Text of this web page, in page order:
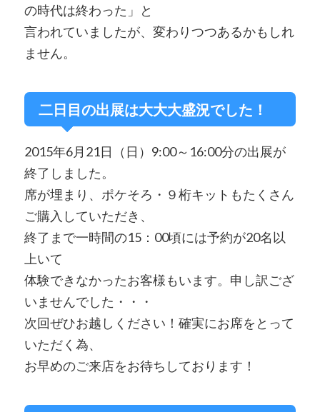
の時代は終わった」と
言われていましたが、変わりつつあるかもしれ
ません。
二日目の出展は大大大盛況でした！
2015年6月21日（日）9:00～16:00分の出展が
終了しました。
席が埋まり、ポケそろ・９桁キットもたくさん
ご購入していただき、
終了まで一時間の15：00頃には予約が20名以
上いて
体験できなかったお客様もいます。申し訳ござ
いませんでした・・・
次回ぜひお越しください！確実にお席をとって
いただく為、
お早めのご来店をお待ちしております！